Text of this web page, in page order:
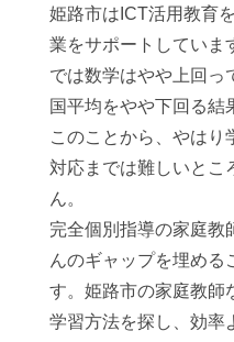
姫路市はICT活用教育
業をサポートしていま
では数学はやや上回っ
国平均をやや下回る結
このことから、やはり
対応までは難しいとこ
ん。
完全個別指導の家庭教
んのギャップを埋める
す。姫路市の家庭教師
学習方法を探し、効率